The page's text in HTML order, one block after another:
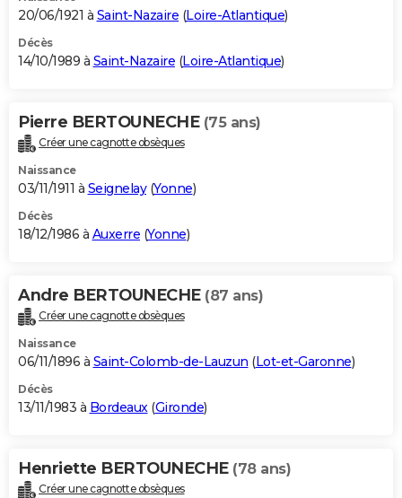
20/06/1921 à Saint-Nazaire (Loire-Atlantique)
Décès
14/10/1989 à Saint-Nazaire (Loire-Atlantique)
Pierre BERTOUNECHE (75 ans)
Créer une cagnotte obsèques
Naissance
03/11/1911 à Seignelay(Yonne)
Décès
18/12/1986 à Auxerre (Yonne)
Andre BERTOUNECHE (87 ans)
Créer une cagnotte obsèques
Naissance
06/11/1896 à Saint-Colomb-de-Lauzun (Lot-et-Garonne)
Décès
13/11/1983 à Bordeaux(Gironde)
Henriette BERTOUNECHE (78 ans)
Créer une cagnotte obsèques